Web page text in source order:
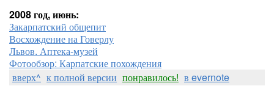
2008 год, июнь:
Закарпатский общепит
Восхождение на Говерлу
Львов. Аптека-музей
Фотообзор: Карпатские похождения
вверх^ к полной версии понравилось! в evernote